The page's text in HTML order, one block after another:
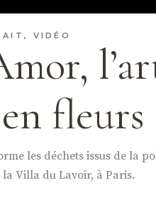
, VIDÉO
fleurs
les déchets issus de la
Villa du Lavoir, à Paris.